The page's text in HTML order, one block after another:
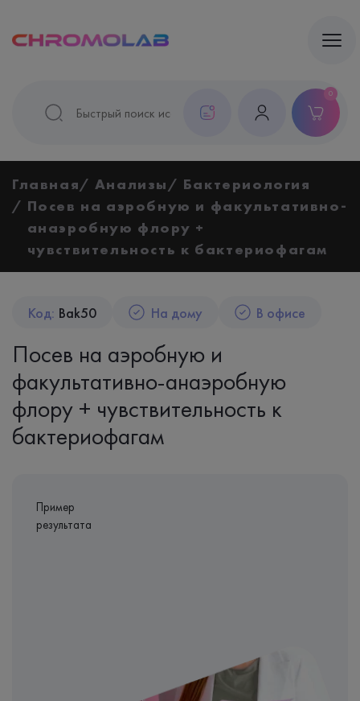
0
Главная Анализы
Бактериология
Посев на аэробную и факультативно-
анаэробную флору +
чувствительность к бактериофагам
Код: Bak50 На дому В офисе
Посев на аэробную и
факультативно-анаэробную
флору + чувствительность к
бактериофагам
Пример
результата